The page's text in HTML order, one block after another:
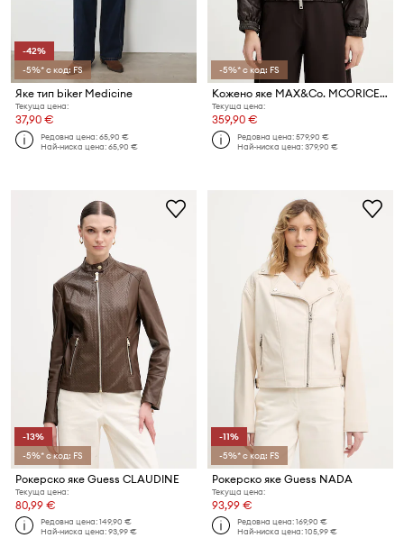
-42%
-5%* с код: FS
Яке тип biker Medicine
Текуща цена:
37,90 €
Редовна цена:65,90 €
Най-ниска цена:65,90 €
-5%* с код: FS
Кожено яке MAX&Co. MCORICETTA
Текуща цена:
359,90 €
Редовна цена:579,90 €
Най-ниска цена:379,90 €
-13%
-5%* с код: FS
Рокерско яке Guess CLAUDINE
Текуща цена:
80,99 €
Редовна цена:149,90 €
Най-ниска цена:93,99 €
-11%
-5%* с код: FS
Рокерско яке Guess NADA
Текуща цена:
93,99 €
Редовна цена:169,90 €
Най-ниска цена:105,99 €